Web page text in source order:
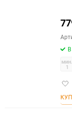
мин.
1